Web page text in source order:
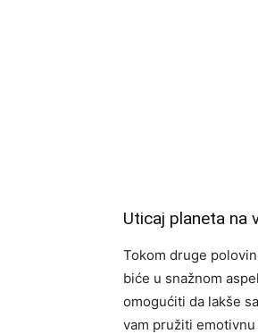
Uticaj planeta na
Tokom druge
biće u snažnom
omogućiti da lakše
vam pružiti